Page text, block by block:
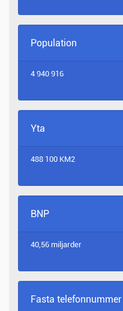
Population
4 940 916
Yta
488 100 KM2
BNP
40,56 miljarder
Fasta telefonnummer